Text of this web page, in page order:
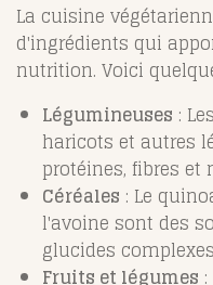
La cuisine
d'ingrédients qui
nutrition. Voici
Légumineuses :
haricots et autres
protéines, fibres et
Céréales : Le
l'avoine sont des
glucides
Fruits et légumes